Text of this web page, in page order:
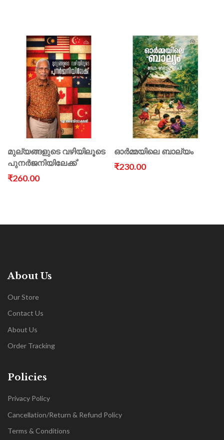
മുല്യങ്ങളുടെ വഴിയിലൂടെ
പുനർജനിയിലേക്ക്’
₹260.00
ഓർമ്മയിലെ ബാല്യം
₹230.00
About Us
Our Store
Contact Us
About Us
Order Tracking
Policies
Privacy Policy
Cancellation/Return & Refund Policy
Terms & Conditions